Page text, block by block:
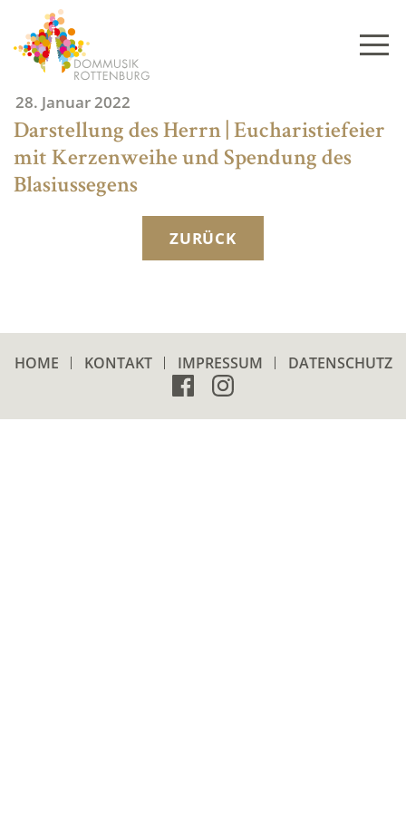
content
28. Januar 2022
Darstellung des Herrn | Eucharistiefeier
mit Kerzenweihe und Spendung des
Blasiussegens
ZURÜCK
HOME KONTAKT IMPRESSUM DATENSCHUTZ